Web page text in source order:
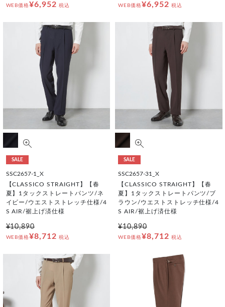
WEB価格¥6,952 税込 WEB価格¥6,952 税込
SALE
SSC2657-1_X
【CLASSICO STRAIGHT】【春
夏】1タックストレートパンツ/ネ
イビー/ウエストストレッチ仕様/4
S AIR/裾上げ済仕様
¥10,890
WEB価格¥8,712 税込
SALE
SSC2657-31_X
【CLASSICO STRAIGHT】【春
夏】1タックストレートパンツ/ブ
ラウン/ウエストストレッチ仕様/4
S AIR/裾上げ済仕様
¥10,890
WEB価格¥8,712 税込